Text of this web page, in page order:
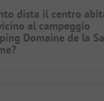
dista il centro
al campeggio
Domaine de la